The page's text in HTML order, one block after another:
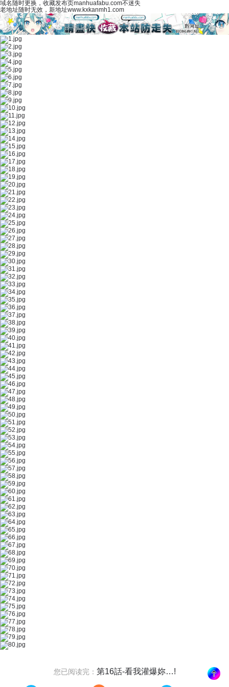
域名随时更换，收藏发布页manhuafabu.com不迷失
老地址随时无效，新地址www.kxkanmh1.com
您已阅读完： 第16話-看我灌爆妳…!